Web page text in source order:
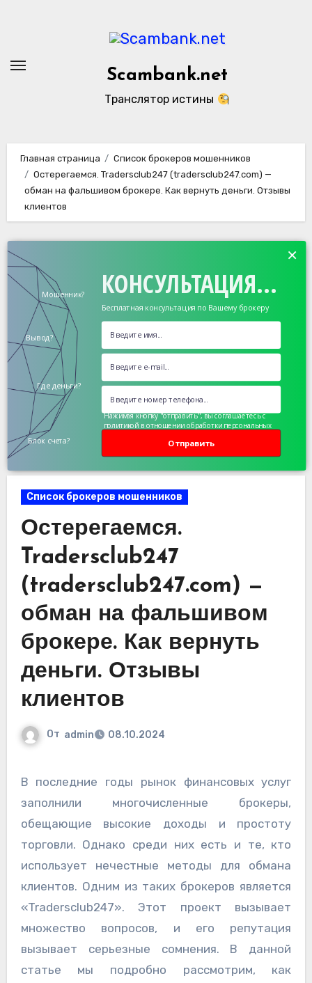
Scambank.net
Транслятор истины
Главная страница
Список брокеров мошенников
Остерегаемся. Tradersclub247 (tradersclub247.com) —
обман на фальшивом брокере. Как вернуть деньги. Отзывы
клиентов
КОНСУЛЬТАЦИЯ...
Бесплатная консультация по Вашему брокеру
Мошенник?
Вывод?
Где деньги?
Блок счета? Отправить
×
Нажимая кнопку "отправить", вы соглашаетесь с
политикой в отношении обработки персональных
Список брокеров мошенников
Остерегаемся.
Tradersclub247
(tradersclub247.com) —
обман на фальшивом
брокере. Как вернуть
деньги. Отзывы
клиентов
От admin 08.10.2024
В последние годы рынок финансовых услуг
заполнили многочисленные брокеры,
обещающие высокие доходы и простоту
торговли. Однако среди них есть и те, кто
использует нечестные методы для обмана
клиентов. Одним из таких брокеров является
«Tradersclub247». Этот проект вызывает
множество вопросов, и его репутация
вызывает серьезные сомнения. В данной
статье мы подробно рассмотрим, как